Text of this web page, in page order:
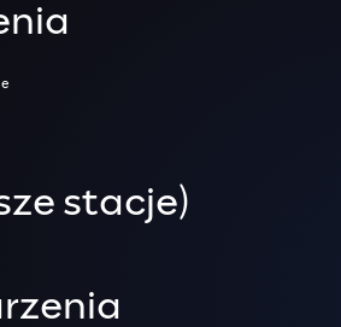
stacje)